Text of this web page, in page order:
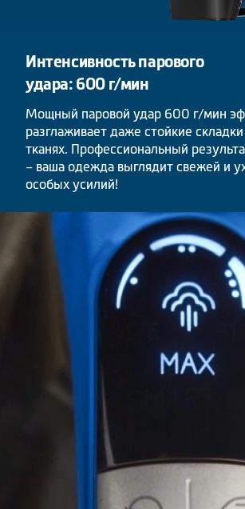
Интенсивность парового
удара: 600 г/мин
Мощный паровой удар 600 г/мин
разглаживает даже стойкие
тканях. Профессиональный
– ваша одежда выглядит свежей и
особых усилий!